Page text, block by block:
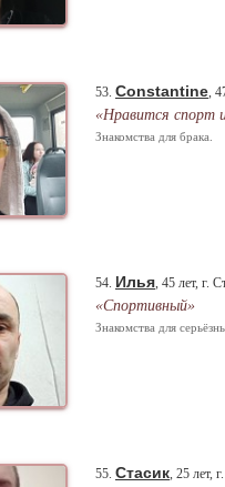
53. Constantine,
«Нравится спорт
Знакомства для брака.
54. Илья, 45 лет, г.
«Спортивный»
Знакомства для
55. Стасик, 25 лет,